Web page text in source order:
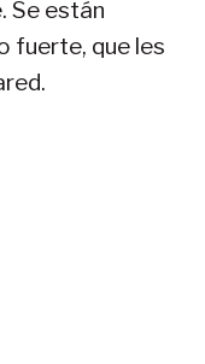
Se están
fuerte, que les